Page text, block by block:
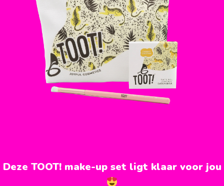
Deze TOOT! make-up set ligt klaar voor jou